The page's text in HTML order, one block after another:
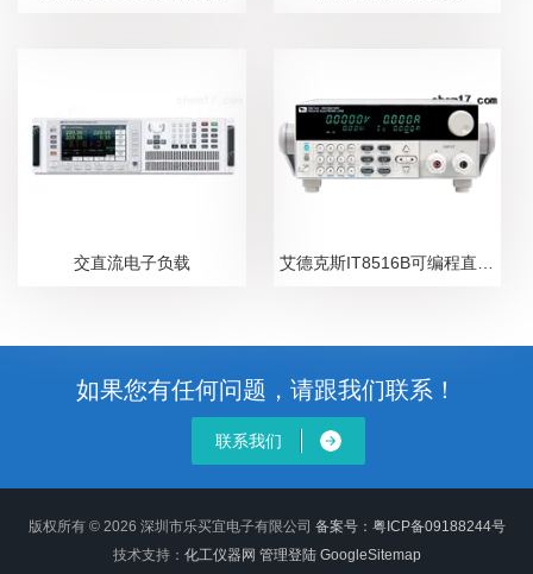
交直流电子负载
如果您有任何问题，请跟我们联系！
联系我们
版权所有 © 2026 深圳市乐买宜电子有限公司 备案号：粤ICP备09188244号
技术支持： 化工仪器网 管理登陆 GoogleSitemap